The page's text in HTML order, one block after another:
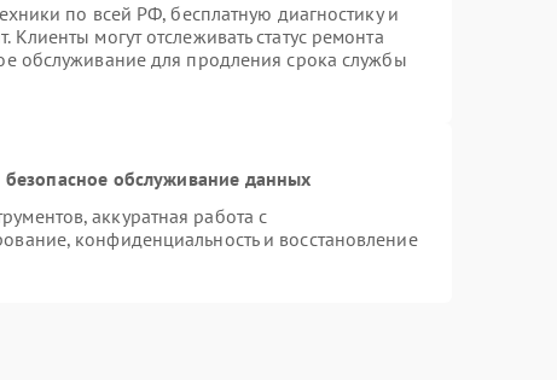
по всей РФ, бесплатную диагностику и
могут отслеживать статус ремонта
обслуживание для продления срока службы
обслуживание данных
аккуратная работа с
конфиденциальность и восстановление